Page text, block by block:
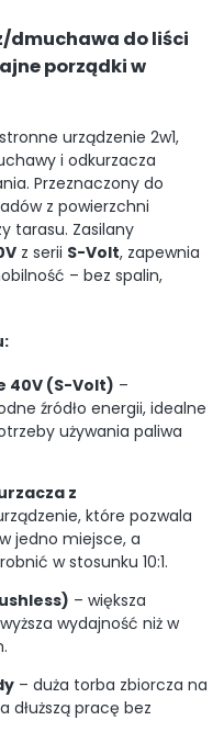
dmuchawa do liści
porządki w
urządzenie 2w1,
i odkurzacza
Przeznaczony do
z powierzchni
tarasu. Zasilany
z serii S-Volt, zapewnia
– bez spalin,
40V (S-Volt) –
źródło energii, idealne
używania paliwa
z
które pozwala
jedno miejsce, a
w stosunku 10:1.
– większa
wydajność niż w
– duża torba zbiorcza na
dłuższą pracę bez